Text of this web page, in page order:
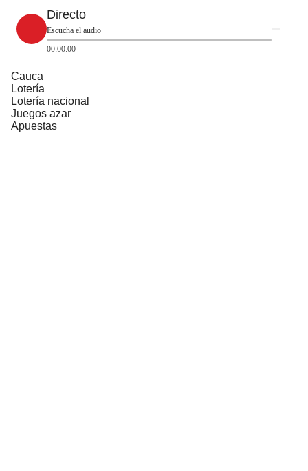
Directo
Escucha el audio
00:00:00
Cauca
Lotería
Lotería nacional
Juegos azar
Apuestas